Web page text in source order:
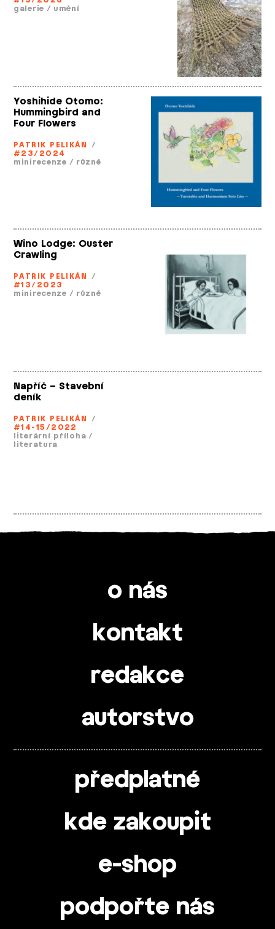
galerie / umění
Yoshihide Otomo:
Hummingbird and
Four Flowers
PATRIK PELIKÁN /
#23/2024
minirecenze / různé
Wino Lodge: Ouster
Crawling
PATRIK PELIKÁN /
#13/2023
minirecenze / různé
Napříč – Stavební
deník
PATRIK PELIKÁN /
#14-15/2022
literární příloha /
literatura
o nás
kontakt
redakce
autorstvo
předplatné
kde zakoupit
e-shop
podpořte nás